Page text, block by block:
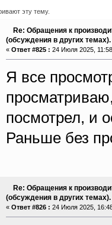
эту тему.
Re: Обращения к
(обсуждения в других темах).
« Ответ #825 : 24 Июля 2025,
Я все
посмотрел, и
Раньше без
Re: Обращения к
(обсуждения в других темах).
« Ответ #826 : 24 Июля 2025,